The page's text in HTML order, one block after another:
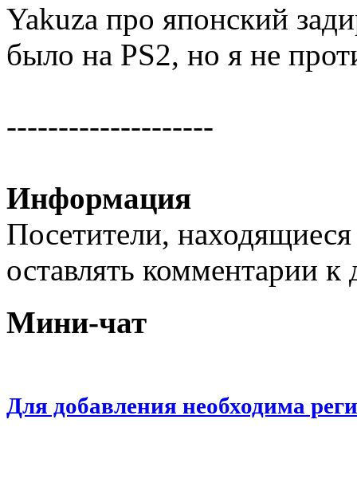
Yakuza про японский
было на PS2, но я не
--------------------
Информация
Посетители,
оставлять комментарии
Мини-чат
Для добавления необходима